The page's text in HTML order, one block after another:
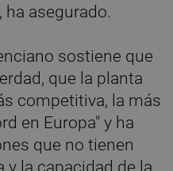
asegurado.
sostiene que
que la planta
competitiva, la más
en Europa" y ha
que no tienen
y la capacidad de la